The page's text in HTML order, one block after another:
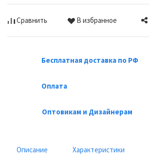
Сравнить В избранное
Бесплатная доставка по РФ
Оплата
Оптовикам и Дизайнерам
Описание Характеристики